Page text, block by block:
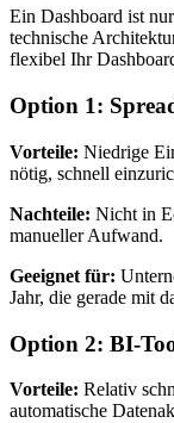
Ein Dashboard ist
technische
flexibel Ihr
Option 1:
Vorteile: Niedrige
nötig, schnell
Nachteile: Nicht in
manueller Aufwand.
Geeignet für:
Jahr, die gerade mit
Option 2: BI-
Vorteile: Relativ
automatische